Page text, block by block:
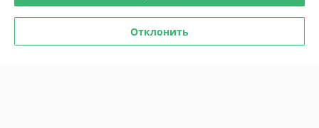
Сайт создан на платформе Deal.by
Отклонить